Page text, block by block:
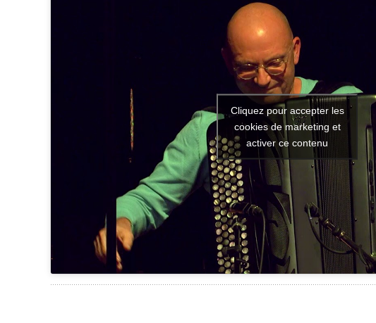
Cliquez pour accepter les
cookies de marketing et
activer ce contenu